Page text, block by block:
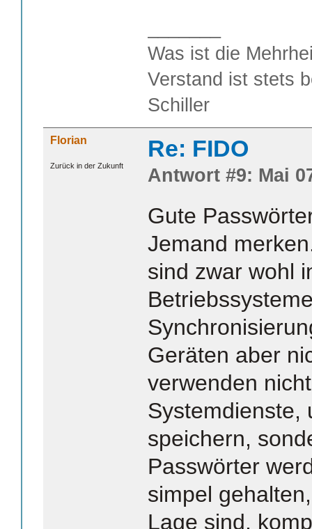
Was ist die
Verstand ist stets
Schiller
Florian
Zurück in der Zukunft
Re: FIDO
Antwort #9: Mai
Gute
Jemand
sind zwar wohl
Geräten aber
verwenden
Systemdienste,
speichern,
Passwörter
simpel
Lage sind,